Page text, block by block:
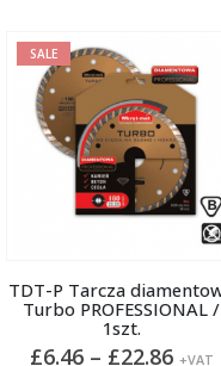
Opcje
na
SALE
TDT-P Tarcza
Turbo PROFESSIONAL /
1szt.
£6.46 – £22.86 +VAT